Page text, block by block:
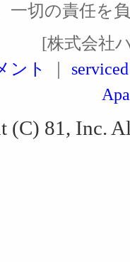
一切の責任を
[株式会社
ント
(C) 81, Inc.